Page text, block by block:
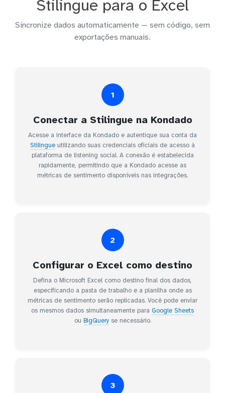
Stilingue para o Excel
Sincronize dados automaticamente — sem código, sem
exportações manuais.
1
Conectar a Stilingue na Kondado
Acesse a interface da Kondado e autentique sua conta da
Stilingue utilizando suas credenciais oficiais de acesso à
plataforma de listening social. A conexão é estabelecida
rapidamente, permitindo que a Kondado acesse as
métricas de sentimento disponíveis nas integrações.
2
Configurar o Excel como destino
Defina o Microsoft Excel como destino final dos dados,
especificando a pasta de trabalho e a planilha onde as
métricas de sentimento serão replicadas. Você pode enviar
os mesmos dados simultaneamente para Google Sheets
ou BigQueryse necessário.
3